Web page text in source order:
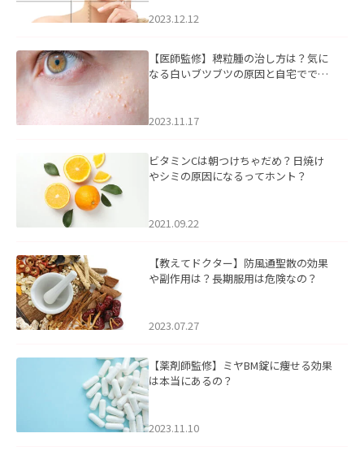
2023.12.12
【医師監修】稗粒腫の治し方は？気に
なる白いブツブツの原因と自宅ででき
2023.11.17
ビタミンCは朝つけちゃだめ？日焼け
やシミの原因になるってホント？
2021.09.22
【教えてドクター】防風通聖散の効果
や副作用は？長期服用は危険なの？
2023.07.27
【薬剤師監修】ミヤBM錠に痩せる効果
は本当にあるの？
2023.11.10